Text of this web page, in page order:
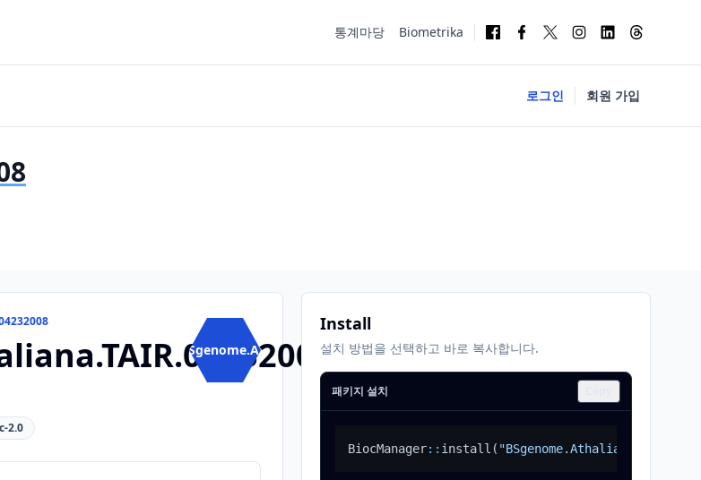
통계마당 Biometrika
로그인 회원 가입
BSgenome.A...
2.0
Install
설치 방법을 선택하고 바로 복사합니다.
패키지 설치
BiocManager:: install (